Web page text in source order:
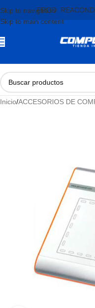
Skip to navigation
Skip to main content
PROD.
Inicio/ACCESORIOS DE